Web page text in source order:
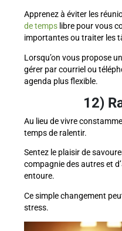
Apprenez à éviter les
de tempslibre pour vous
importantes ou traiter les
Lorsqu’on vous propose
gérer par courriel ou
agenda plus flexible.
12)
Au lieu de vivre
temps de ralentir.
Sentez le plaisir de
compagnie des autres et
entoure.
Ce simple changement
stress.